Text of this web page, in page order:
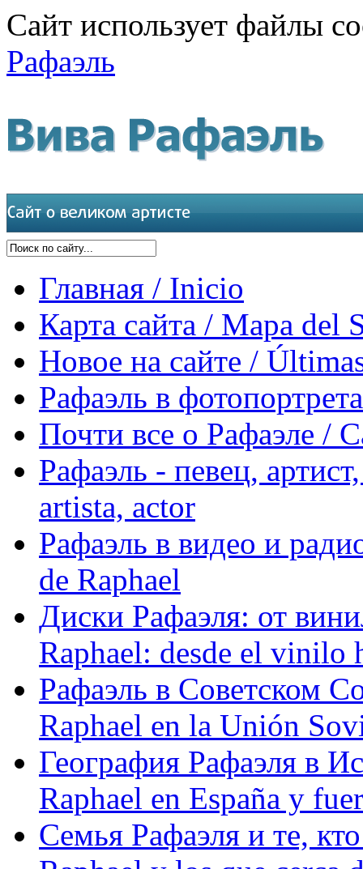
Сайт использует файлы
Рафаэль
Главная / Inicio
Карта сайта / Mapa del
Новое на сайте /
Рафаэль в
Почти все о Рафаэле /
Рафаэль - певец,
artista, actor
Рафаэль в видео и
de Raphael
Диски Рафаэля: от
Raphael: desde el vinilo
Рафаэль в Советском
Raphael en la Unión
География Рафаэля в
Raphael en España y
Семья Рафаэля и те,